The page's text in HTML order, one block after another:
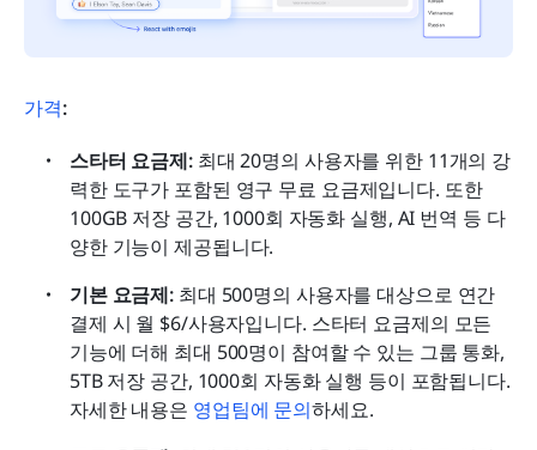
가격:
스타터 요금제: 최대 20명의 사용자를 위한 11개의 강
력한 도구가 포함된 영구 무료 요금제입니다. 또한
100GB 저장 공간, 1000회 자동화 실행, AI 번역 등 다
양한 기능이 제공됩니다.
기본 요금제: 최대 500명의 사용자를 대상으로 연간
결제 시 월 $6/사용자입니다. 스타터 요금제의 모든
기능에 더해 최대 500명이 참여할 수 있는 그룹 통화,
5TB 저장 공간, 1000회 자동화 실행 등이 포함됩니다.
자세한 내용은 영업팀에 문의하세요.